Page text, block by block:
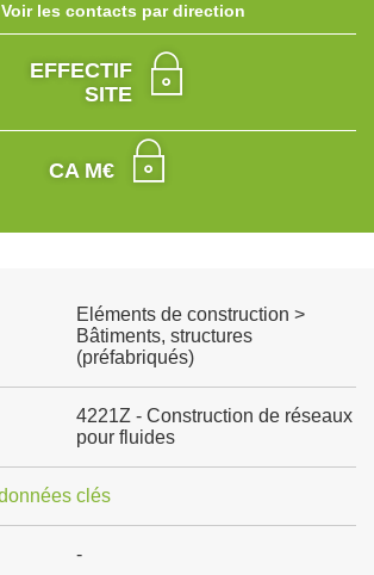
Voir les contacts par direction
EFFECTIF
SITE
CA M€
Eléments de construction >
Bâtiments, structures
(préfabriqués)
4221Z - Construction de réseaux
pour fluides
clés
-